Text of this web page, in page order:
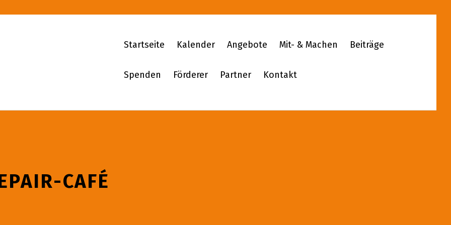
Startseite Kalender Angebote Mit- & Machen Beiträge
Spenden Förderer Partner Kontakt
CAFÉ